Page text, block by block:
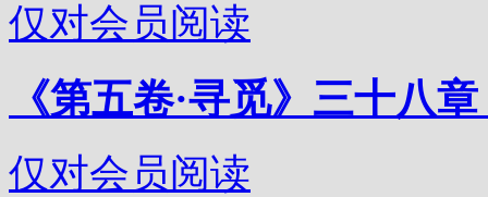
仅对会员阅读
《第五卷·寻觅》三十八
仅对会员阅读